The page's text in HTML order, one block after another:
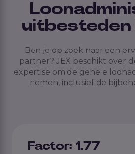
uitbesteden
Ben je op zoek naar een
partner? JEX beschikt over
expertise om de gehele
nemen, inclusief de
Factor: 1.77